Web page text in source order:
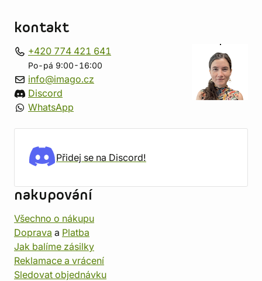
kontakt
+420 774 421 641
Po-pá 9:00-16:00
info@imago.cz
Discord
WhatsApp
Přidej se na Discord!
nakupování
Všechno o nákupu
Doprava a Platba
Jak balíme zásilky
Reklamace a vrácení
Sledovat objednávku